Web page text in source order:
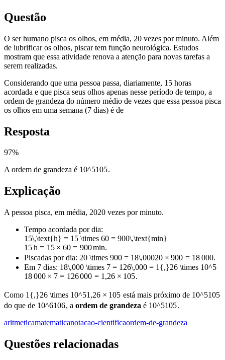
Questão
O ser humano pisca os olhos, em média, 20 vezes por minuto. Além
de lubrificar os olhos, piscar tem função neurológica. Estudos
mostram que essa atividade renova a atenção para novas tarefas a
serem realizadas.
Considerando que uma pessoa passa, diariamente, 15 horas
acordada e que pisca seus olhos apenas nesse período de tempo, a
ordem de grandeza do número médio de vezes que essa pessoa pisca
os olhos em uma semana (7 dias) é de
Resposta
97%
A ordem de grandeza é 10^5105.
Explicação
A pessoa pisca, em média, 2020 vezes por minuto.
Tempo acordada por dia:
15\,\text{h} = 15 \times 60 = 900\,\text{min}
15h = 15 × 60 = 900min.
Piscadas por dia: 20 \times 900 = 18\,00020 × 900 = 18000.
Em 7 dias: 18\,000 \times 7 = 126\,000 = 1{,}26 \times 10^5
18000 × 7 = 126000 = 1 ,26 × 105.
Como 1{,}26 \times 10^51 ,26 × 105 está mais próximo de 10^5105
do que de 10^6106, a ordem de grandeza é 10^5105.
aritmeticamatematicanotacao-cientificaordem-de-grandeza
Questões relacionadas